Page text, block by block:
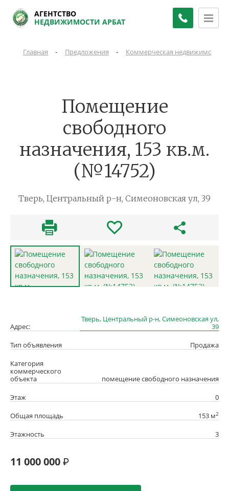
АГЕНТСТВО
НЕДВИЖИМОСТИ АРБАТ
Главная - Предложения - Коммерческая недвижимость
Помещение
свободного
назначения, 153 кв.м.
(№14752)
Тверь, Центральный р-н, Симеоновская ул, 39
Адрес:
Тверь, Центральный р-н, Симеоновская ул,
39
Тип объявления
Продажа
Категория
коммерческого
объекта
помещение свободного назначения
Этаж
0
Общая площадь
153 м2
Этажность 3
11 000 000